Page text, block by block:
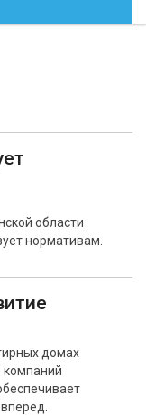
области
нормативам.
домах
компаний